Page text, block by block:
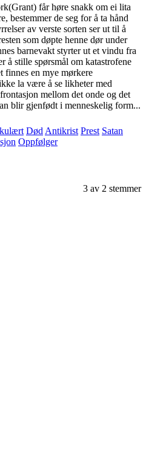
får høre snakk om ei lita
bestemmer de seg for å ta hånd
av verste sorten ser ut til å
som døpte henne dør under
barnevakt styrter ut et vindu fra
å stille spørsmål om katastrofene
finnes en mye mørkere
la være å se likheter med
mellom det onde og det
blir gjenfødt i menneskelig form...
Død Antikrist Prest Satan
Oppfølger
3 av 2 stemmer